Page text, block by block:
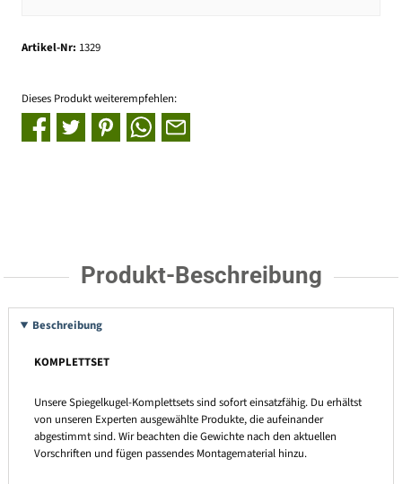
Artikel-Nr: 1329
Dieses Produkt weiterempfehlen:
Produkt-Beschreibung
Beschreibung
KOMPLETTSET
Unsere Spiegelkugel-Komplettsets sind sofort einsatzfähig. Du erhältst
von unseren Experten ausgewählte Produkte, die aufeinander
abgestimmt sind. Wir beachten die Gewichte nach den aktuellen
Vorschriften und fügen passendes Montagematerial hinzu.